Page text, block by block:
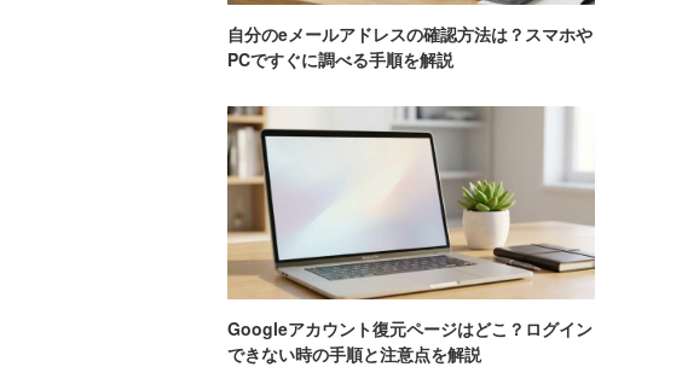
自分のeメールアドレスの確認方法は？スマホや
PCですぐに調べる手順を解説
Googleアカウント復元ページはどこ？ログイン
できない時の手順と注意点を解説